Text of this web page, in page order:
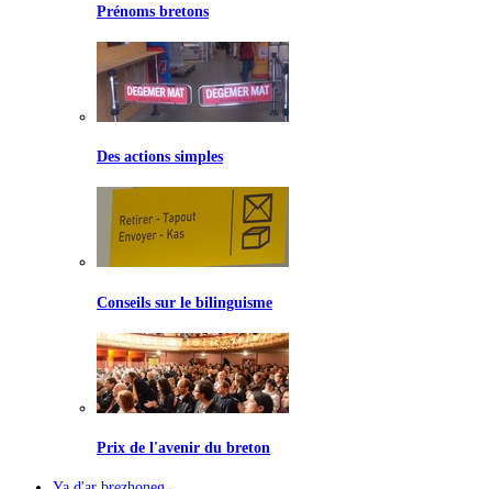
Prénoms bretons
Des actions simples
Conseils sur le bilinguisme
Prix de l'avenir du breton